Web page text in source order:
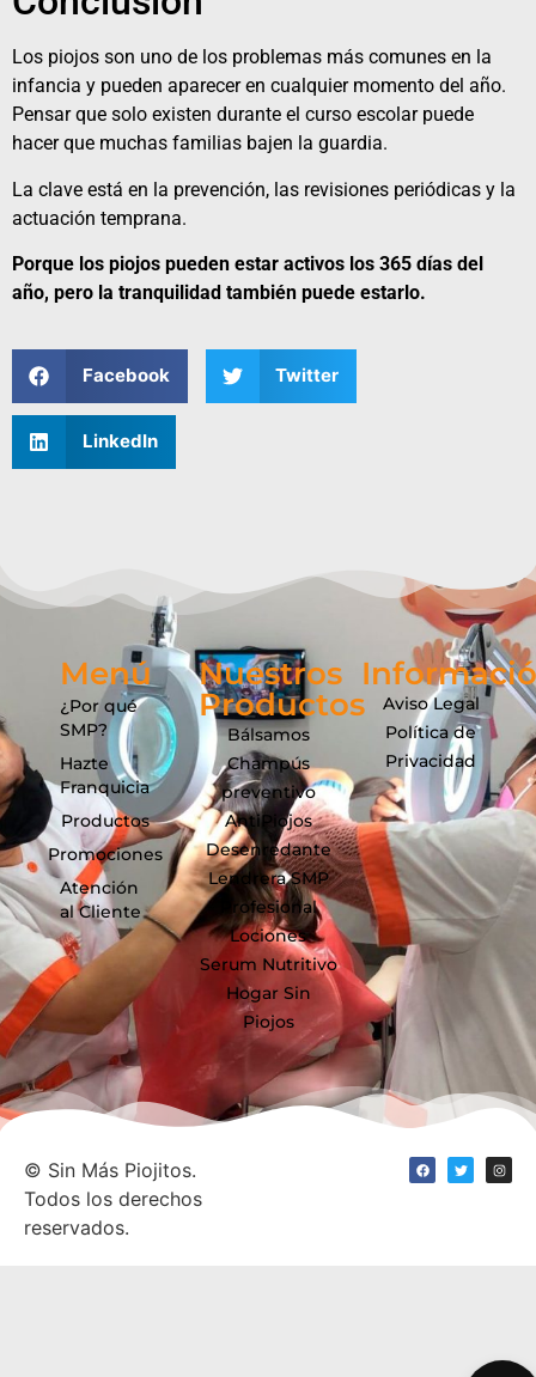
Los piojos son uno de los problemas más comunes en la
infancia y pueden aparecer en cualquier momento del año.
Pensar que solo existen durante el curso escolar puede
hacer que muchas familias bajen la guardia.
La clave está en la prevención, las revisiones periódicas y la
actuación temprana.
Porque los piojos pueden estar activos los 365 días del
año, pero la tranquilidad también puede estarlo.
Facebook Twitter
LinkedIn
Menú
¿Por qué
SMP?
Hazte
Franquicia
Productos
Promociones
Atención
al Cliente
Nuestros
Productos
Bálsamos
Champús
preventivo
AntiPiojos
Desenredante
Lendrera SMP
Profesional
Lociones
Serum Nutritivo
Hogar Sin
Piojos
Aviso Legal
Política de
Privacidad
© Sin Más Piojitos.
Todos los derechos
reservados.